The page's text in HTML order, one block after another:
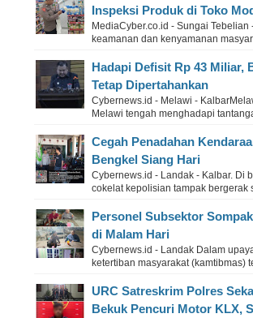
Inspeksi Produk di Toko
MediaCyber.co.id - Sungai
keamanan dan kenyamanan
Hadapi Defisit Rp 43 Miliar,
Tetap Dipertahankan
Cybernews.id - Melawi -
Melawi tengah menghadapi
Cegah Penadahan
Bengkel Siang Hari
Cybernews.id - Landak - Kalbar. Di
cokelat kepolisian tampak bergerak
Personel Subsektor
di Malam Hari
Cybernews.id - Landak Dalam
ketertiban masyarakat (kamtibmas)
URC Satreskrim Polres
Bekuk Pencuri Motor KLX,